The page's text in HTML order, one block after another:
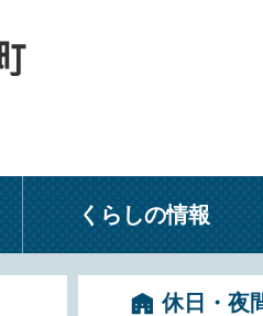
くらしの情報
休日・夜